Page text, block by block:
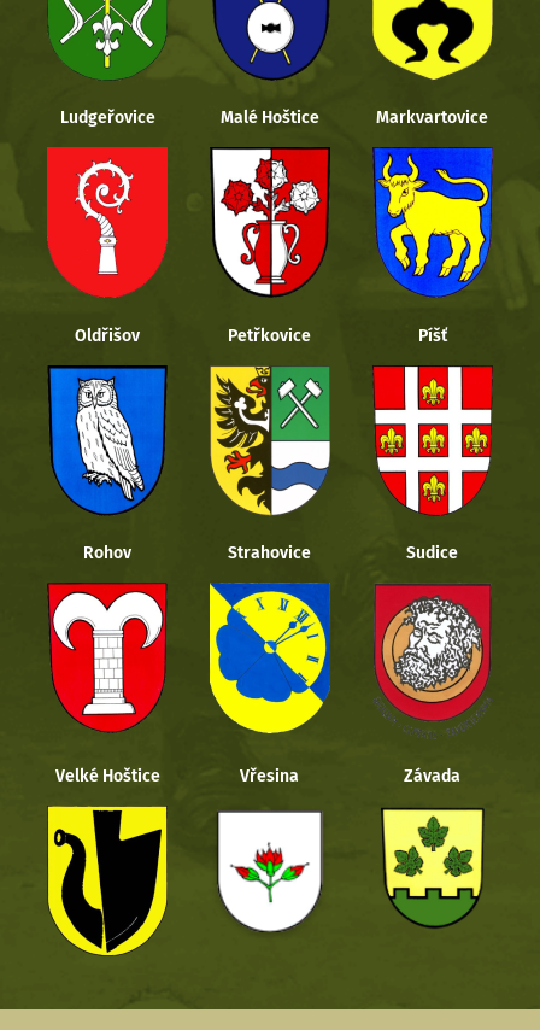
Ludgeřovice Malé Hoštice Markvartovice
Oldřišov Petřkovice Píšť
Rohov Strahovice Sudice
Velké Hoštice Vřesina Závada